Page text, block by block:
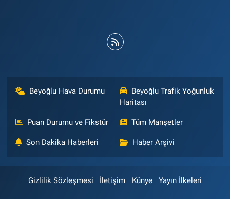
Beyoğlu Hava Durumu
Beyoğlu Trafik Yoğunluk
Haritası
Puan Durumu ve Fikstür Tüm Manşetler
Son Dakika Haberleri Haber Arşivi
Gizlilik Sözleşmesi İletişim Künye Yayın İlkeleri